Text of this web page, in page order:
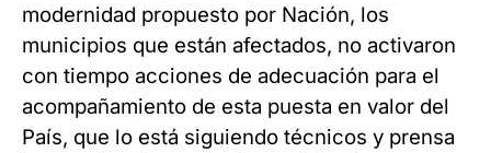
modernidad propuesto por Nación, los
municipios que están afectados, no activaron
con tiempo acciones de adecuación para el
acompañamiento de esta puesta en valor del
País, que lo está siguiendo técnicos y prensa